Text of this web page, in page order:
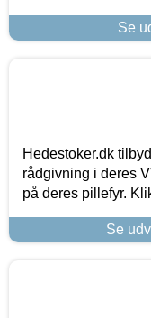
Se
Hedestoker.dk
rådgivning i deres
på deres pillefyr.
Se